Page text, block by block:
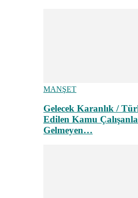
MANŞET
Gelecek Karanlık /
Edilen Kamu
Gelmeyen…